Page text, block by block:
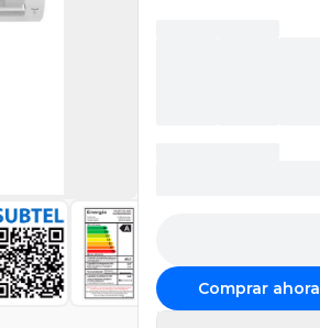
Comprar ahora